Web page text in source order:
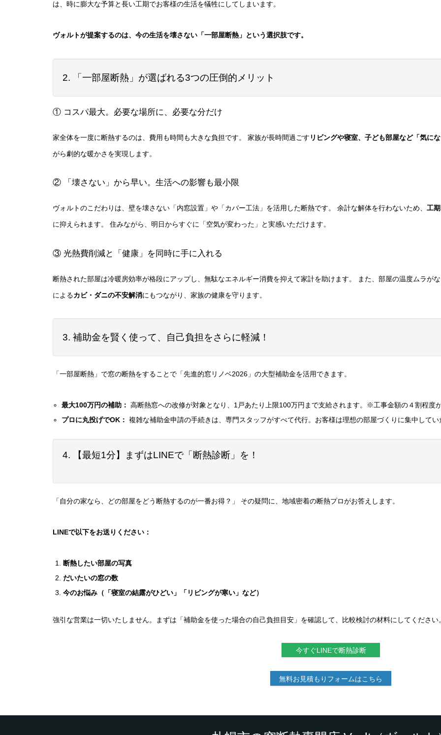
は、時に膨大な予算と長い工期でお客様の生活を犠牲にしてしまいます。
ヴォルトが提案するのは、今の生活を壊さない「一部屋断熱」という選択肢です。
2. 「一部屋断熱」が選ばれる3つの圧倒的メリット
① コスパ最大。必要な場所に、必要な分だけ
家全体を一度に断熱するのは、費用も時間も大きな負担です。 家族が長時間過ごす リビングや寝室、子ども部屋など「気に
がら劇的な暖かさを実現します。
② 「壊さない」から早い。生活への影響も最小限
ヴォルトのこだわりは、壁を壊さない「内窓設置」や「カバー工法」を活用した断熱です。 余計な解体を行わないため、 工
に抑えられます。 住みながら、明日からすぐに「空気が変わった」と実感いただけます。
③ 光熱費削減と「健康」を同時に手に入れる
断熱された部屋は冷暖房効率が格段にアップし、無駄なエネルギー消費を抑えて家計を助けます。 また、部屋の温度ムラが
によるカビ・ダニの不安解消にもつながり、家族の健康を守ります。
3. 補助金を賢く使って、自己負担をさらに軽減！
「一部屋断熱」で窓の断熱をすることで「先進的窓リノベ2026」の大型補助金を活用できます。
最大100万円の補助： 高断熱窓への改修が対象となり、1戸あたり上限100万円まで支給されます。※工事金額の４割程度
プロに丸投げでOK： 複雑な補助金申請の手続きは、専門スタッフがすべて代行。お客様は理想の部屋づくりに集中してい
4. 【最短1分】まずはLINEで「断熱診断」を！
「自分の家なら、どの部屋をどう断熱するのが一番お得？」 その疑問に、地域密着の断熱プロがお答えします。
LINEで以下をお送りください：
断熱したい部屋の写真
だいたいの窓の数
今のお悩み（「寝室の結露がひどい」「リビングが寒い」など）
強引な営業は一切いたしません。まずは「補助金を使った場合の自己負担目安」を確認して、比較検討の材料にしてください。
今すぐLINEで断熱診断
無料お見積もりフォームはこちら